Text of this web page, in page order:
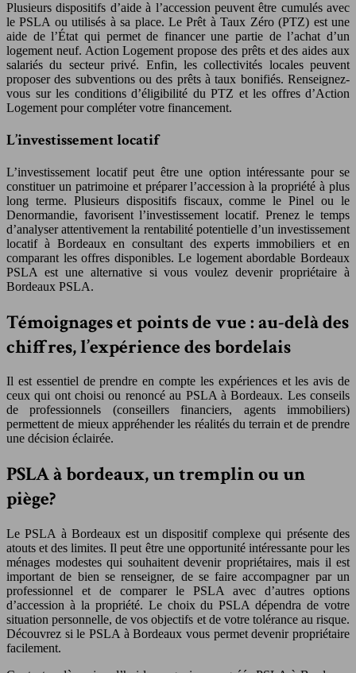
Plusieurs dispositifs d’aide à l’accession peuvent être cumulés avec
le PSLA ou utilisés à sa place. Le Prêt à Taux Zéro (PTZ) est une
aide de l’État qui permet de financer une partie de l’achat d’un
logement neuf. Action Logement propose des prêts et des aides aux
salariés du secteur privé. Enfin, les collectivités locales peuvent
proposer des subventions ou des prêts à taux bonifiés. Renseignez-
vous sur les conditions d’éligibilité du PTZ et les offres d’Action
Logement pour compléter votre financement.
L’investissement locatif
L’investissement locatif peut être une option intéressante pour se
constituer un patrimoine et préparer l’accession à la propriété à plus
long terme. Plusieurs dispositifs fiscaux, comme le Pinel ou le
Denormandie, favorisent l’investissement locatif. Prenez le temps
d’analyser attentivement la rentabilité potentielle d’un investissement
locatif à Bordeaux en consultant des experts immobiliers et en
comparant les offres disponibles. Le logement abordable Bordeaux
PSLA est une alternative si vous voulez devenir propriétaire à
Bordeaux PSLA.
Témoignages et points de vue : au-delà des
chiffres, l’expérience des bordelais
Il est essentiel de prendre en compte les expériences et les avis de
ceux qui ont choisi ou renoncé au PSLA à Bordeaux. Les conseils
de professionnels (conseillers financiers, agents immobiliers)
permettent de mieux appréhender les réalités du terrain et de prendre
une décision éclairée.
PSLA à bordeaux, un tremplin ou un
piège?
Le PSLA à Bordeaux est un dispositif complexe qui présente des
atouts et des limites. Il peut être une opportunité intéressante pour les
ménages modestes qui souhaitent devenir propriétaires, mais il est
important de bien se renseigner, de se faire accompagner par un
professionnel et de comparer le PSLA avec d’autres options
d’accession à la propriété. Le choix du PSLA dépendra de votre
situation personnelle, de vos objectifs et de votre tolérance au risque.
Découvrez si le PSLA à Bordeaux vous permet devenir propriétaire
facilement.